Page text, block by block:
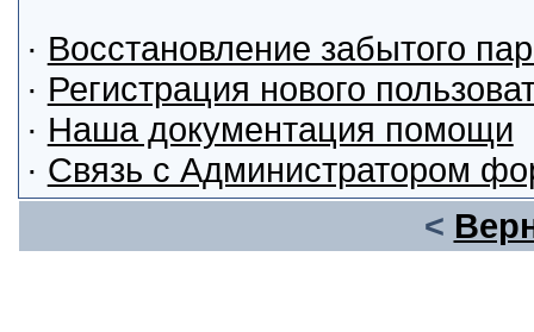
· Восстановление забытого
· Регистрация нового
· Наша документация помощи
· Связь с Администратором
<